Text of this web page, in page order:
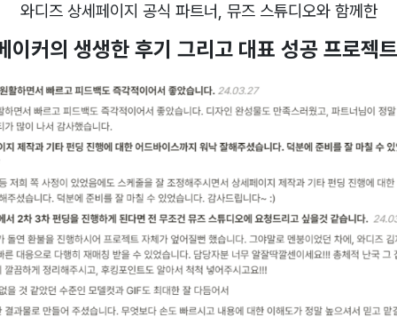
와디즈 상세페이지 공식 파트너, 뮤즈 스튜디오와 함께한
이커의 생생한 후기 그리고 대표 성공 프로젝